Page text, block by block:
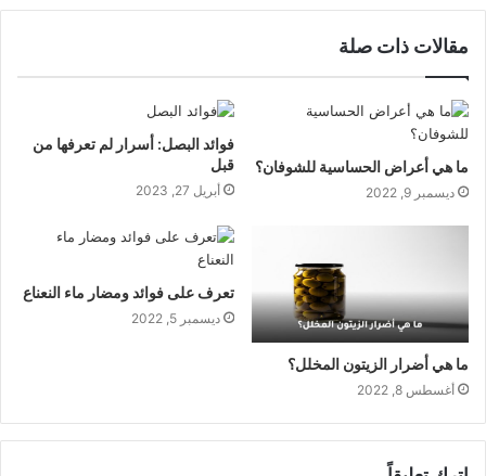
مقالات ذات صلة
ما هي أعراض الحساسية للشوفان؟
ديسمبر 9, 2022
فوائد البصل: أسرار لم تعرفها من
قبل
أبريل 27, 2023
ما هي أضرار الزيتون المخلل؟
أغسطس 8, 2022
تعرف على فوائد ومضار ماء النعناع
ديسمبر 5, 2022